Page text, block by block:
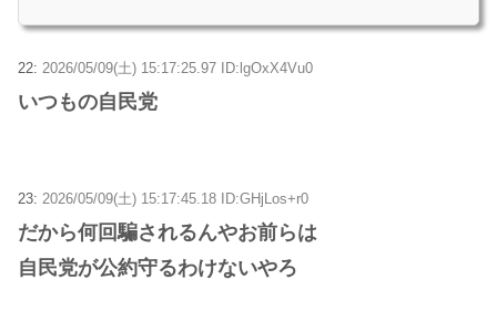
22: 2026/05/09(土) 15:17:25.97 ID:lgOxX4Vu0
いつもの自民党
23: 2026/05/09(土) 15:17:45.18 ID:GHjLos+r0
だから何回騙されるんやお前らは
自民党が公約守るわけないやろ